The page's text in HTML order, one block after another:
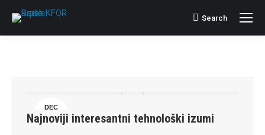
Search:
Search
DEC
6
Najnoviji interesantni tehnološki izumi